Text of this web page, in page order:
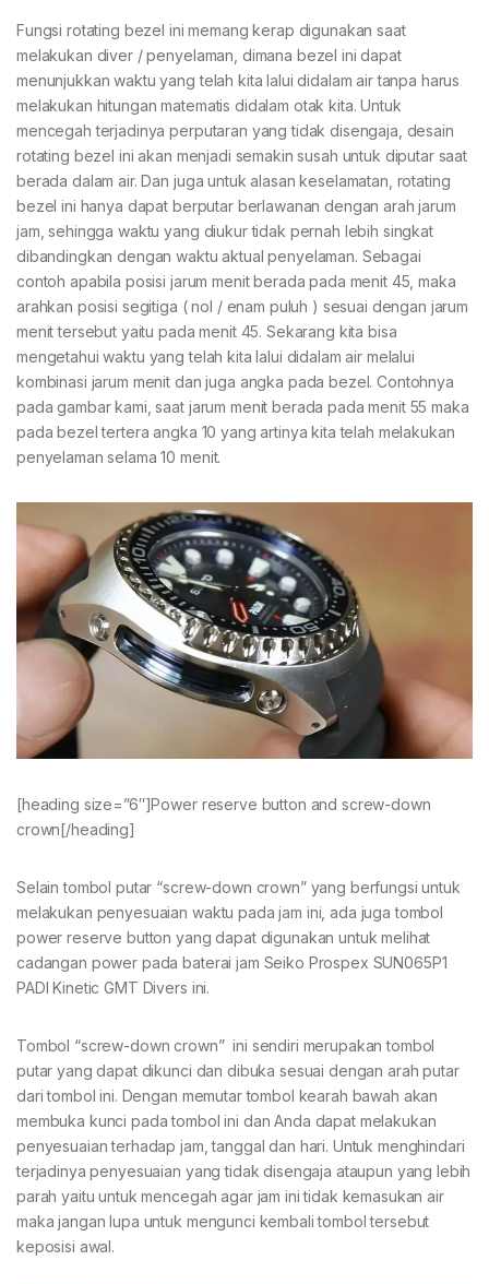
Fungsi rotating bezel ini memang kerap digunakan saat
melakukan diver / penyelaman, dimana bezel ini dapat
menunjukkan waktu yang telah kita lalui didalam air tanpa harus
melakukan hitungan matematis didalam otak kita. Untuk
mencegah terjadinya perputaran yang tidak disengaja, desain
rotating bezel ini akan menjadi semakin susah untuk diputar saat
berada dalam air. Dan juga untuk alasan keselamatan, rotating
bezel ini hanya dapat berputar berlawanan dengan arah jarum
jam, sehingga waktu yang diukur tidak pernah lebih singkat
dibandingkan dengan waktu aktual penyelaman. Sebagai
contoh apabila posisi jarum menit berada pada menit 45, maka
arahkan posisi segitiga ( nol / enam puluh ) sesuai dengan jarum
menit tersebut yaitu pada menit 45. Sekarang kita bisa
mengetahui waktu yang telah kita lalui didalam air melalui
kombinasi jarum menit dan juga angka pada bezel. Contohnya
pada gambar kami, saat jarum menit berada pada menit 55 maka
pada bezel tertera angka 10 yang artinya kita telah melakukan
penyelaman selama 10 menit.
[heading size=”6″]Power reserve button and screw-down
crown[/heading]
Selain tombol putar “screw-down crown” yang berfungsi untuk
melakukan penyesuaian waktu pada jam ini, ada juga tombol
power reserve button yang dapat digunakan untuk melihat
cadangan power pada baterai jam Seiko Prospex SUN065P1
PADI Kinetic GMT Divers ini.
Tombol “screw-down crown” ini sendiri merupakan tombol
putar yang dapat dikunci dan dibuka sesuai dengan arah putar
dari tombol ini. Dengan memutar tombol kearah bawah akan
membuka kunci pada tombol ini dan Anda dapat melakukan
penyesuaian terhadap jam, tanggal dan hari. Untuk menghindari
terjadinya penyesuaian yang tidak disengaja ataupun yang lebih
parah yaitu untuk mencegah agar jam ini tidak kemasukan air
maka jangan lupa untuk mengunci kembali tombol tersebut
keposisi awal.